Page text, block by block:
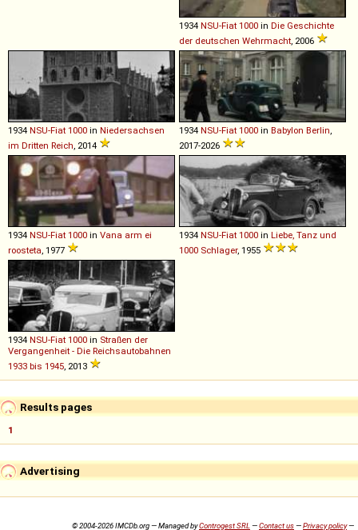
1934 NSU-Fiat 1000 in Die Geschichte
der deutschen Wehrmacht , 2006
1934 NSU-Fiat 1000 in Niedersachsen
im Dritten Reich , 2014
1934 NSU-Fiat 1000 in Babylon Berlin
2017-2026
1934 NSU-Fiat 1000 in Vana arm ei
roosteta , 1977
1934 NSU-Fiat 1000 in Liebe, Tanz und
1000 Schlager, 1955
1934 NSU-Fiat 1000 in Straßen der
Vergangenheit - Die Reichsautobahnen
1933 bis 1945 , 2013
Results pages
1
Advertising
© 2004-2026 IMCDb.org — Managed byControgest SRL —Contact us—Privacy policy—